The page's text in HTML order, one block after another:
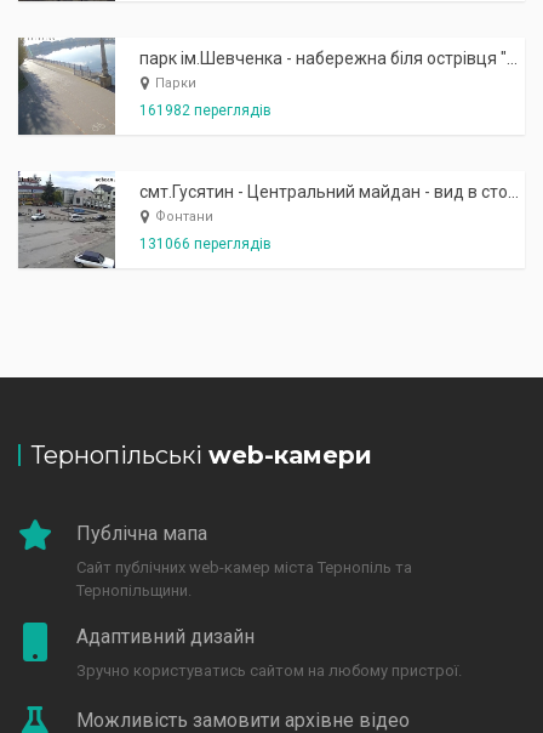
Парки
161982 переглядів
Фонтани
131066 переглядів
Тернопільські web-камери
Публічна мапа
Сайт публічних web-камер міста Тернопіль та
Тернопільщини.
Адаптивний дизайн
Зручно користуватись сайтом на любому пристрої.
Можливість замовити архівне відео